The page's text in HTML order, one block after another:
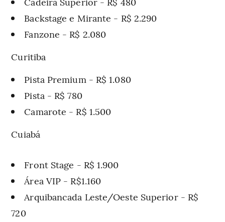
Backstage e Mirante - R$ 2.290
Fanzone - R$ 2.080
Curitiba
Pista Premium - R$ 1.080
Pista - R$ 780
Camarote - R$ 1.500
Cuiabá
Front Stage - R$ 1.900
Área VIP - R$1.160
Arquibancada Leste/Oeste Superior - R$
720